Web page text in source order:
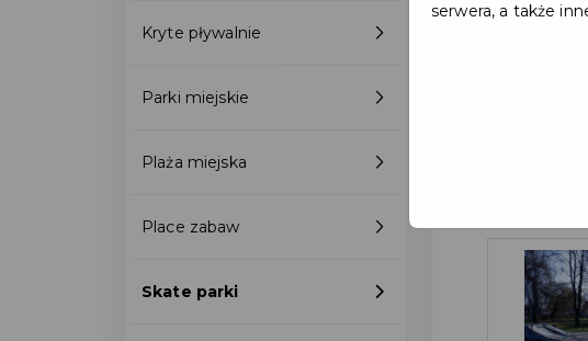
Kryte pływalnie
Parki miejskie
Plaża miejska
Place zabaw
Skate parki
W
na
można
skate
serwera, a także